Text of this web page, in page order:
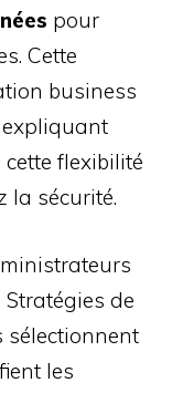
pour
Cette
business
expliquant
flexibilité
la sécurité.
de
sélectionnent
les